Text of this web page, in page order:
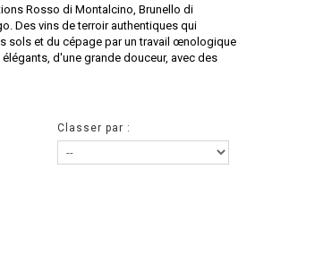
Rosso di Montalcino, Brunello di
Des vins de terroir authentiques qui
sols et du cépage par un travail œnologique
élégants, d'une grande douceur, avec des
Classer par :